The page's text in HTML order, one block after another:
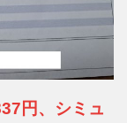
円、シミュ